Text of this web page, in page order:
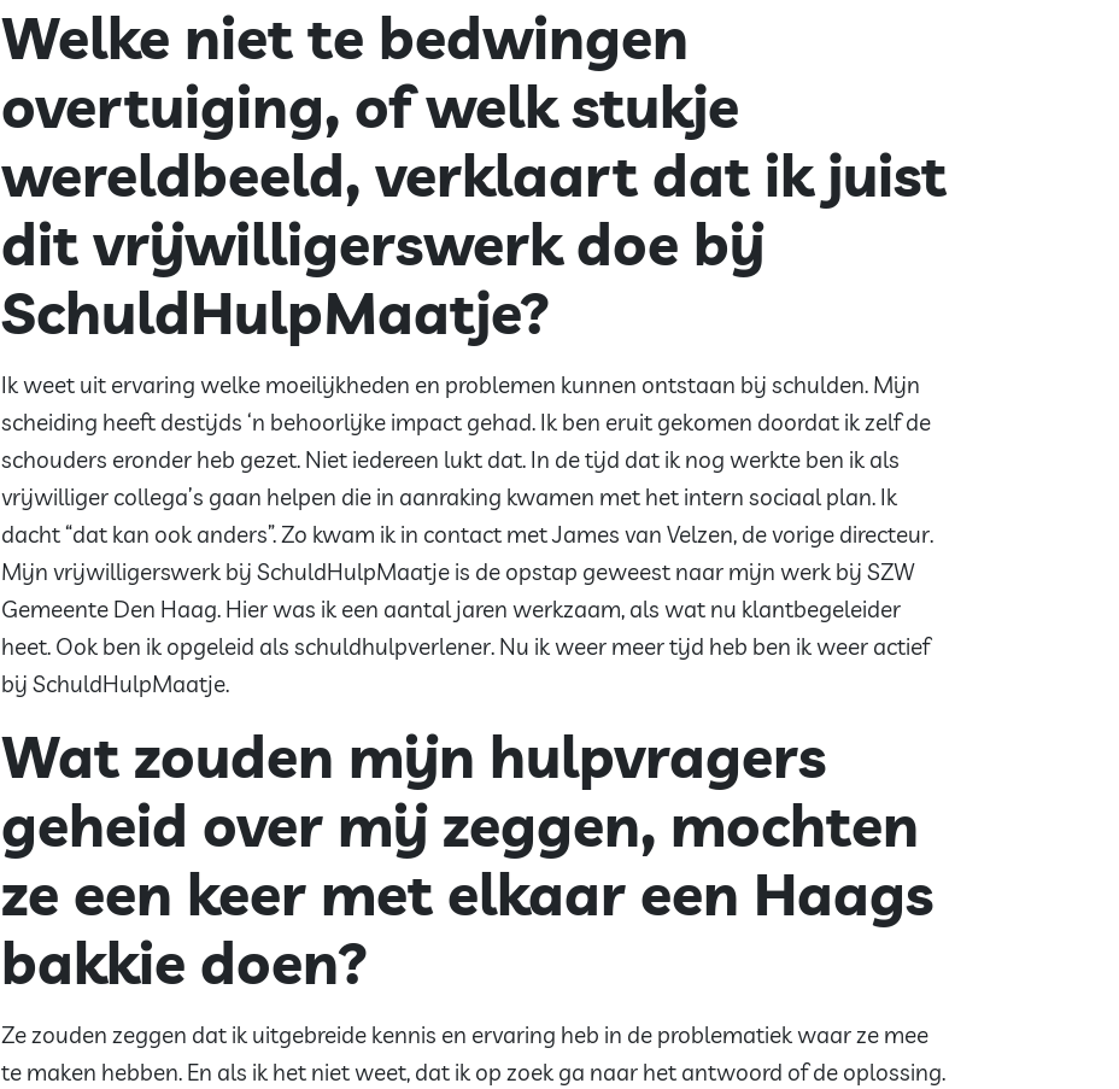
Welke niet te bedwingen
overtuiging, of welk stukje
wereldbeeld, verklaart dat ik juist
dit vrijwilligerswerk doe bij
SchuldHulpMaatje?
Ik weet uit ervaring welke moeilijkheden en problemen kunnen ontstaan bij schulden. Mijn
scheiding heeft destijds ‘n behoorlijke impact gehad. Ik ben eruit gekomen doordat ik zelf de
schouders eronder heb gezet. Niet iedereen lukt dat. In de tijd dat ik nog werkte ben ik als
vrijwilliger collega’s gaan helpen die in aanraking kwamen met het intern sociaal plan. Ik
dacht “dat kan ook anders”. Zo kwam ik in contact met James van Velzen, de vorige directeur.
Mijn vrijwilligerswerk bij SchuldHulpMaatje is de opstap geweest naar mijn werk bij SZW
Gemeente Den Haag. Hier was ik een aantal jaren werkzaam, als wat nu klantbegeleider
heet. Ook ben ik opgeleid als schuldhulpverlener. Nu ik weer meer tijd heb ben ik weer actief
bij SchuldHulpMaatje.
Wat zouden mijn hulpvragers
geheid over mij zeggen, mochten
ze een keer met elkaar een Haags
bakkie doen?
Ze zouden zeggen dat ik uitgebreide kennis en ervaring heb in de problematiek waar ze mee
te maken hebben. En als ik het niet weet, dat ik op zoek ga naar het antwoord of de oplossing.